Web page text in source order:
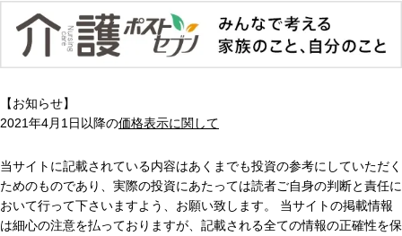
【お知らせ】
2021年4月1日以降の価格表示に関して
当サイトに記載されている内容はあくまでも投資の参考にしていただく
ためのものであり、実際の投資にあたっては読者ご自身の判断と責任に
おいて行って下さいますよう、お願い致します。 当サイトの掲載情報
は細心の注意を払っておりますが、記載される全ての情報の正確性を保